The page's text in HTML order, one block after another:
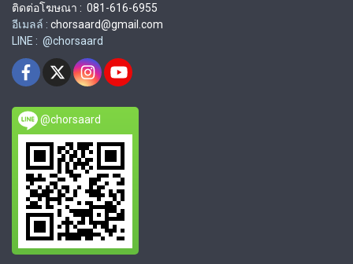
ติดต่อโฆษณา : 081-616-6955
อีเมลล์ : chorsaard@gmail.com
LINE : @chorsaard
@chorsaard